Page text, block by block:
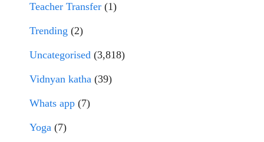
Teacher Transfer (1)
Trending (2)
Uncategorised (3,818)
Vidnyan katha (39)
Whats app (7)
Yoga (7)